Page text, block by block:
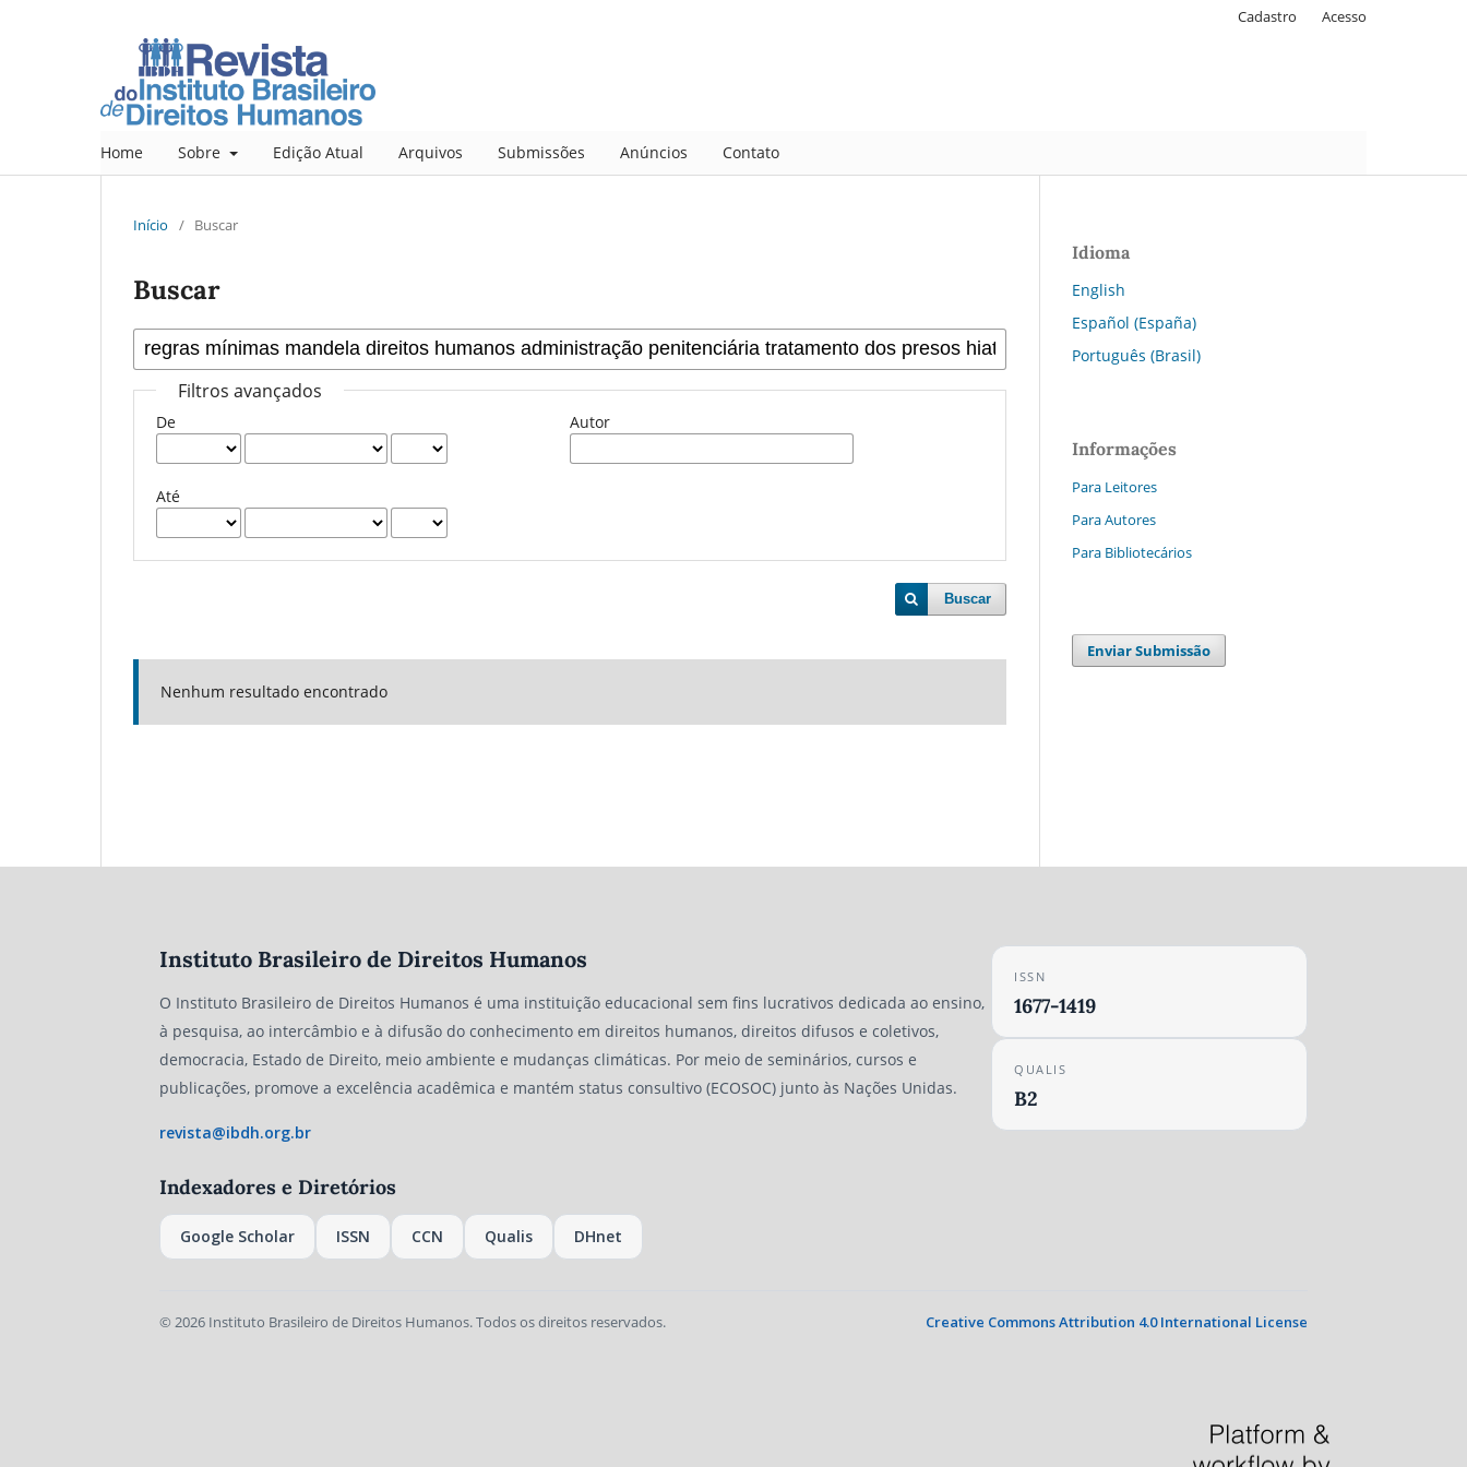
Home Sobre Edição Atual Arquivos Submissões Anúncios Contato
Cadastro Acesso
Início / Buscar
Buscar
Filtros avançados
De
Até
Autor
Buscar
Nenhum resultado encontrado
Idioma
English
Español (España)
Português (Brasil)
Informações
Para Leitores
Para Autores
Para Bibliotecários
Enviar Submissão
Instituto Brasileiro de Direitos Humanos
O Instituto Brasileiro de Direitos Humanos é uma instituição educacional sem fins lucrativos dedicada ao ensino,
à pesquisa, ao intercâmbio e à difusão do conhecimento em direitos humanos, direitos difusos e coletivos,
democracia, Estado de Direito, meio ambiente e mudanças climáticas. Por meio de seminários, cursos e
publicações, promove a excelência acadêmica e mantém status consultivo (ECOSOC) junto às Nações Unidas.
revista@ibdh.org.br
ISSN
1677-1419
QUALIS
B2
Indexadores e Diretórios
Google Scholar ISSN CCN Qualis DHnet
© 2026 Instituto Brasileiro de Direitos Humanos. Todos os direitos reservados. Creative Commons Attribution 4.0 International License